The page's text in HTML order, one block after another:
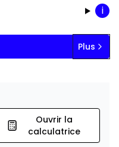
i
Plus
Ouvrir la
calculatrice